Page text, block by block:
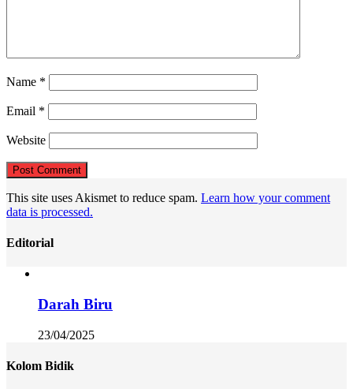
Name *
Email *
Website
This site uses Akismet to reduce spam. Learn how your comment
data is processed.
Editorial
Darah Biru
23/04/2025
Kolom Bidik